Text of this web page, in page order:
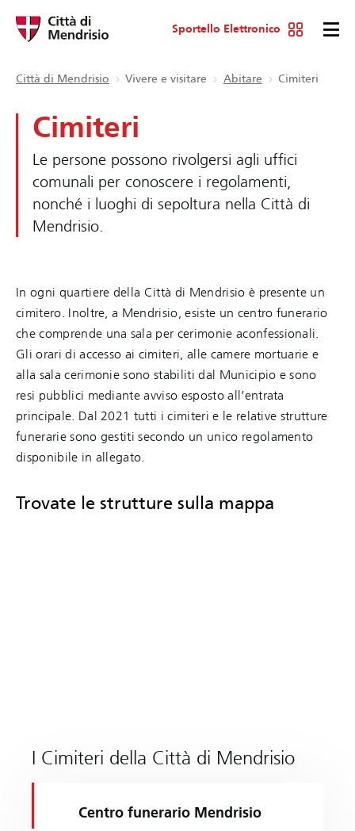
Sportello Elettronico
Città di Mendrisio Vivere e visitare Abitare Cimiteri
Cimiteri
Le persone possono rivolgersi agli uffici
comunali per conoscere i regolamenti,
nonché i luoghi di sepoltura nella Città di
Mendrisio.
In ogni quartiere della Città di Mendrisio è presente un
cimitero. Inoltre, a Mendrisio, esiste un centro funerario
che comprende una sala per cerimonie aconfessionali.
Gli orari di accesso ai cimiteri, alle camere mortuarie e
alla sala cerimonie sono stabiliti dal Municipio e sono
resi pubblici mediante avviso esposto all’entrata
principale. Dal 2021 tutti i cimiteri e le relative strutture
funerarie sono gestiti secondo un unico regolamento
disponibile in allegato.
Trovate le strutture sulla mappa
I Cimiteri della Città di Mendrisio
Centro funerario Mendrisio